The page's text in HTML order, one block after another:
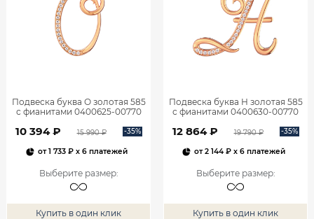
Подвеска буква О золотая 585
с фианитами 0400625-00770
10 394 ₽ 15 990 ₽ -35%
от1 733 ₽ x 6 платежей
Выберите размер:
Купить в один клик
Подвеска буква Н золотая 585
с фианитами 0400630-00770
12 864 ₽ 19 790 ₽ -35%
от2 144 ₽ x 6 платежей
Выберите размер:
Купить в один клик